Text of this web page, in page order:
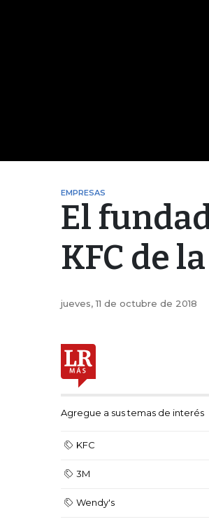
EMPRESAS
El
KFC de
jueves, 11 de octubre de 2018
Agregue a sus temas de interés
KFC
3M
Wendy's